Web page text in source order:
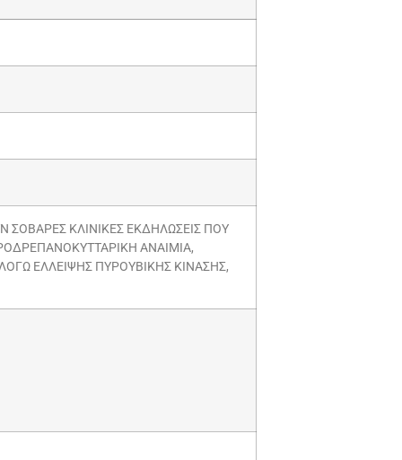
ΣΟΒΑΡΕΣ ΚΛΙΝΙΚΕΣ ΕΚΔΗΛΩΣΕΙΣ ΠΟΥ
ΑΝΑΙΜΙΑ,
ΕΛΛΕΙΨΗΣ ΠΥΡΟΥΒΙΚΗΣ ΚΙΝΑΣΗΣ,